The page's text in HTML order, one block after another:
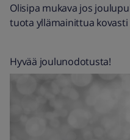
Olisipa mukava jos
tuota yllämainittua
Hyvää joulunodotusta!